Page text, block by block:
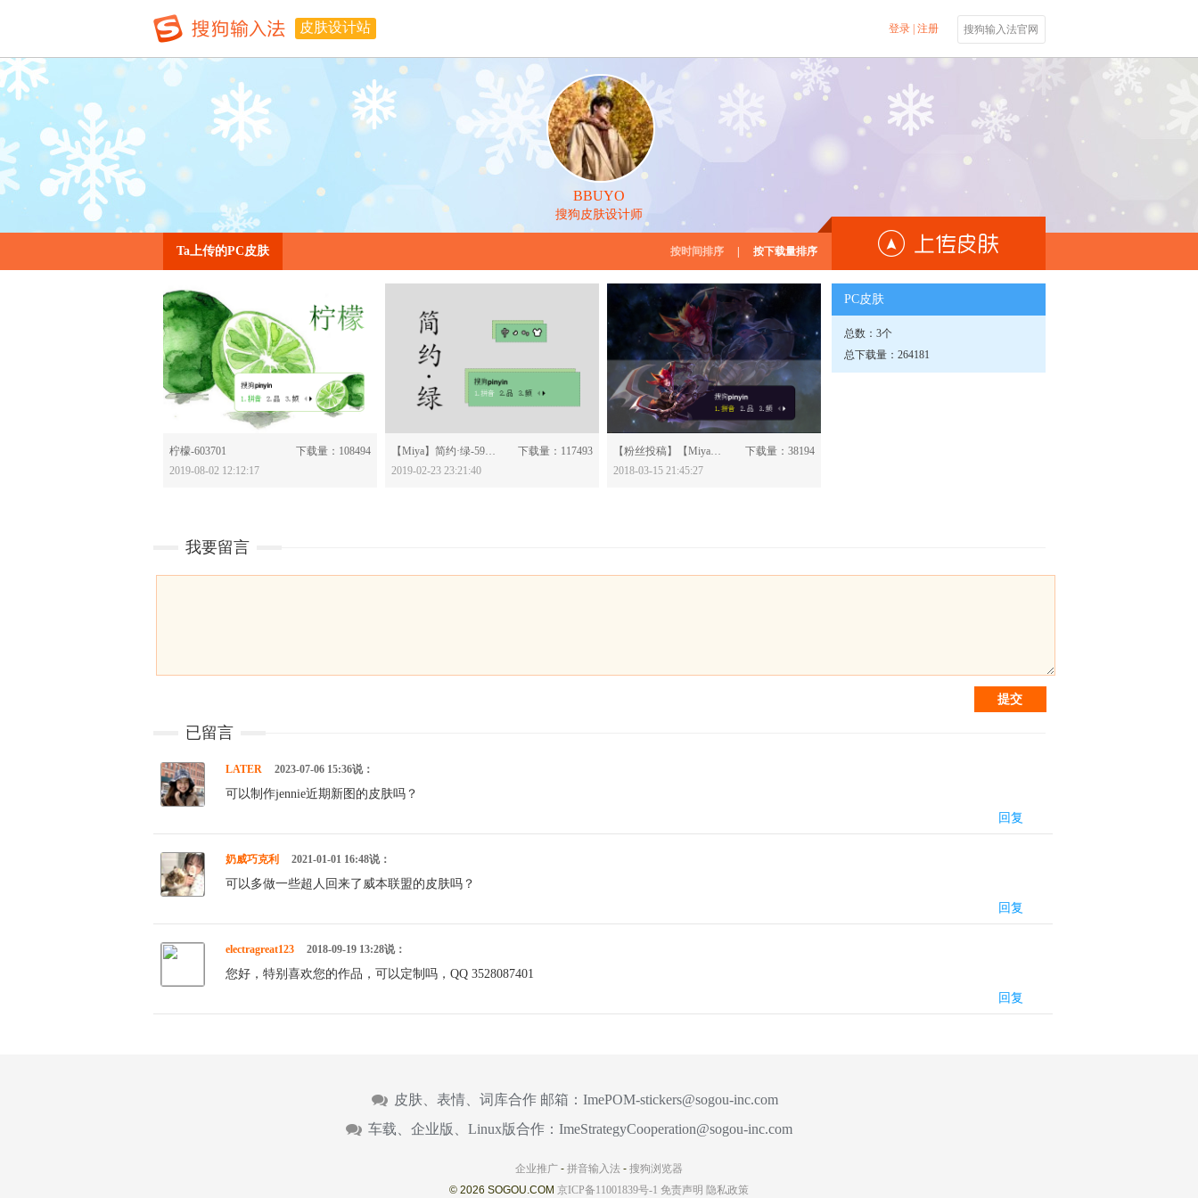
皮肤设计站 登录| 注册 搜狗输入法官网
BBUYO
搜狗皮肤设计师
Ta上传的PC皮肤 按时间排序 按下载量排序
柠檬-603701
下载量：108494
2019-08-02 12:12:17
分享：
【Miya】简约·绿-595096
下载量：117493
2019-02-23 23:21:40
分享：
【粉丝投稿】【Miya】王者荣耀·百里玄策-578245
下载量：38194
2018-03-15 21:45:27
PC皮肤
总数：3个
总下载量：264181
我要留言
提交
已留言
LATER 2023-07-06 15:36说：
可以制作jennie近期新图的皮肤吗？
回复
奶威巧克利 2021-01-01 16:48说：
可以多做一些超人回来了威本联盟的皮肤吗？
回复
electragreat123 2018-09-19 13:28说：
您好，特别喜欢您的作品，可以定制吗，QQ 3528087401
回复
皮肤、表情、词库合作 邮箱： ImePOM-stickers@sogou-inc.com
车载、企业版、Linux版合作： ImeStrategyCooperation@sogou-inc.com
企业推广 - 拼音输入法 - 搜狗浏览器
© 2026 SOGOU.COM 京ICP备11001839号-1 免责声明 隐私政策